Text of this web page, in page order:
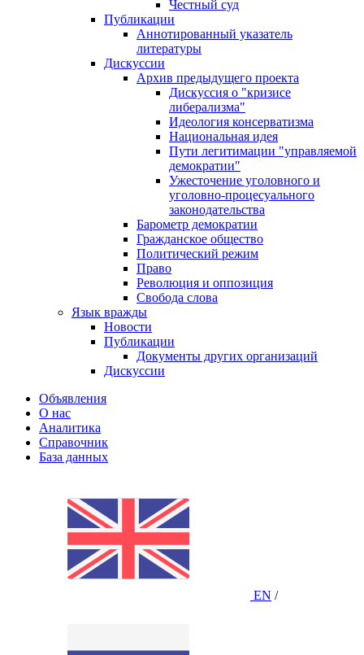
Честный суд
Публикации
Аннотированный указатель
литературы
Дискуссии
Архив предыдущего проекта
Дискуссия о "кризисе
либерализма"
Идеология консерватизма
Национальная идея
Пути легитимации "управляемой
демократии"
Ужесточение уголовного и
уголовно-процесуального
законодательства
Барометр демократии
Гражданское общество
Политический режим
Право
Революция и оппозиция
Свобода слова
Язык вражды
Новости
Публикации
Документы других организаций
Дискуссии
Объявления
О нас
Аналитика
Справочник
База данных
EN /